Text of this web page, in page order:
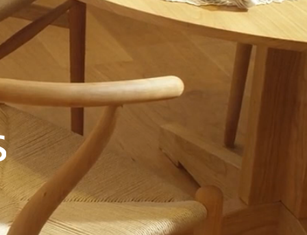
ORIGINAL MAGAZINE オリジナル雑誌
MOVIE GALLALY
COMPANY会社概要
BLOG ブログ
RECLUIT ご来店予約